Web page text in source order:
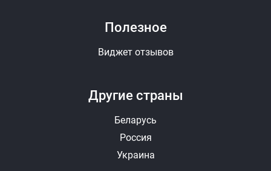
Другие страны
Беларусь
Россия
Украина
Полезное
Виджет отзывов